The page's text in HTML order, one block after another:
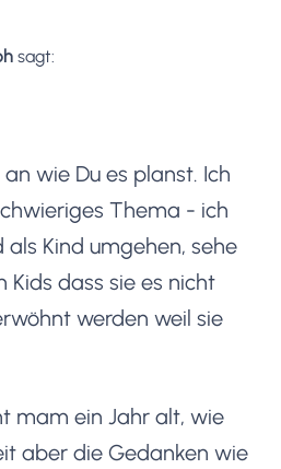
sagt:
wie Du es planst. Ich
Thema - ich
Kind umgehen, sehe
Kids dass sie es nicht
werden weil sie
mam ein Jahr alt, wie
aber die Gedanken wie